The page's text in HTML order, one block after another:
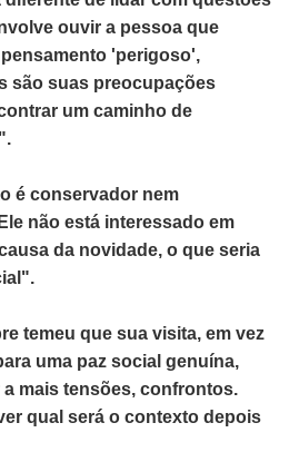
ouvir a pessoa que
'perigoso',
são suas preocupações
um caminho de
é conservador nem
não está interessado em
da novidade, o que seria
temeu que sua visita, em vez
uma paz social genuína,
mais tensões, confrontos.
qual será o contexto depois